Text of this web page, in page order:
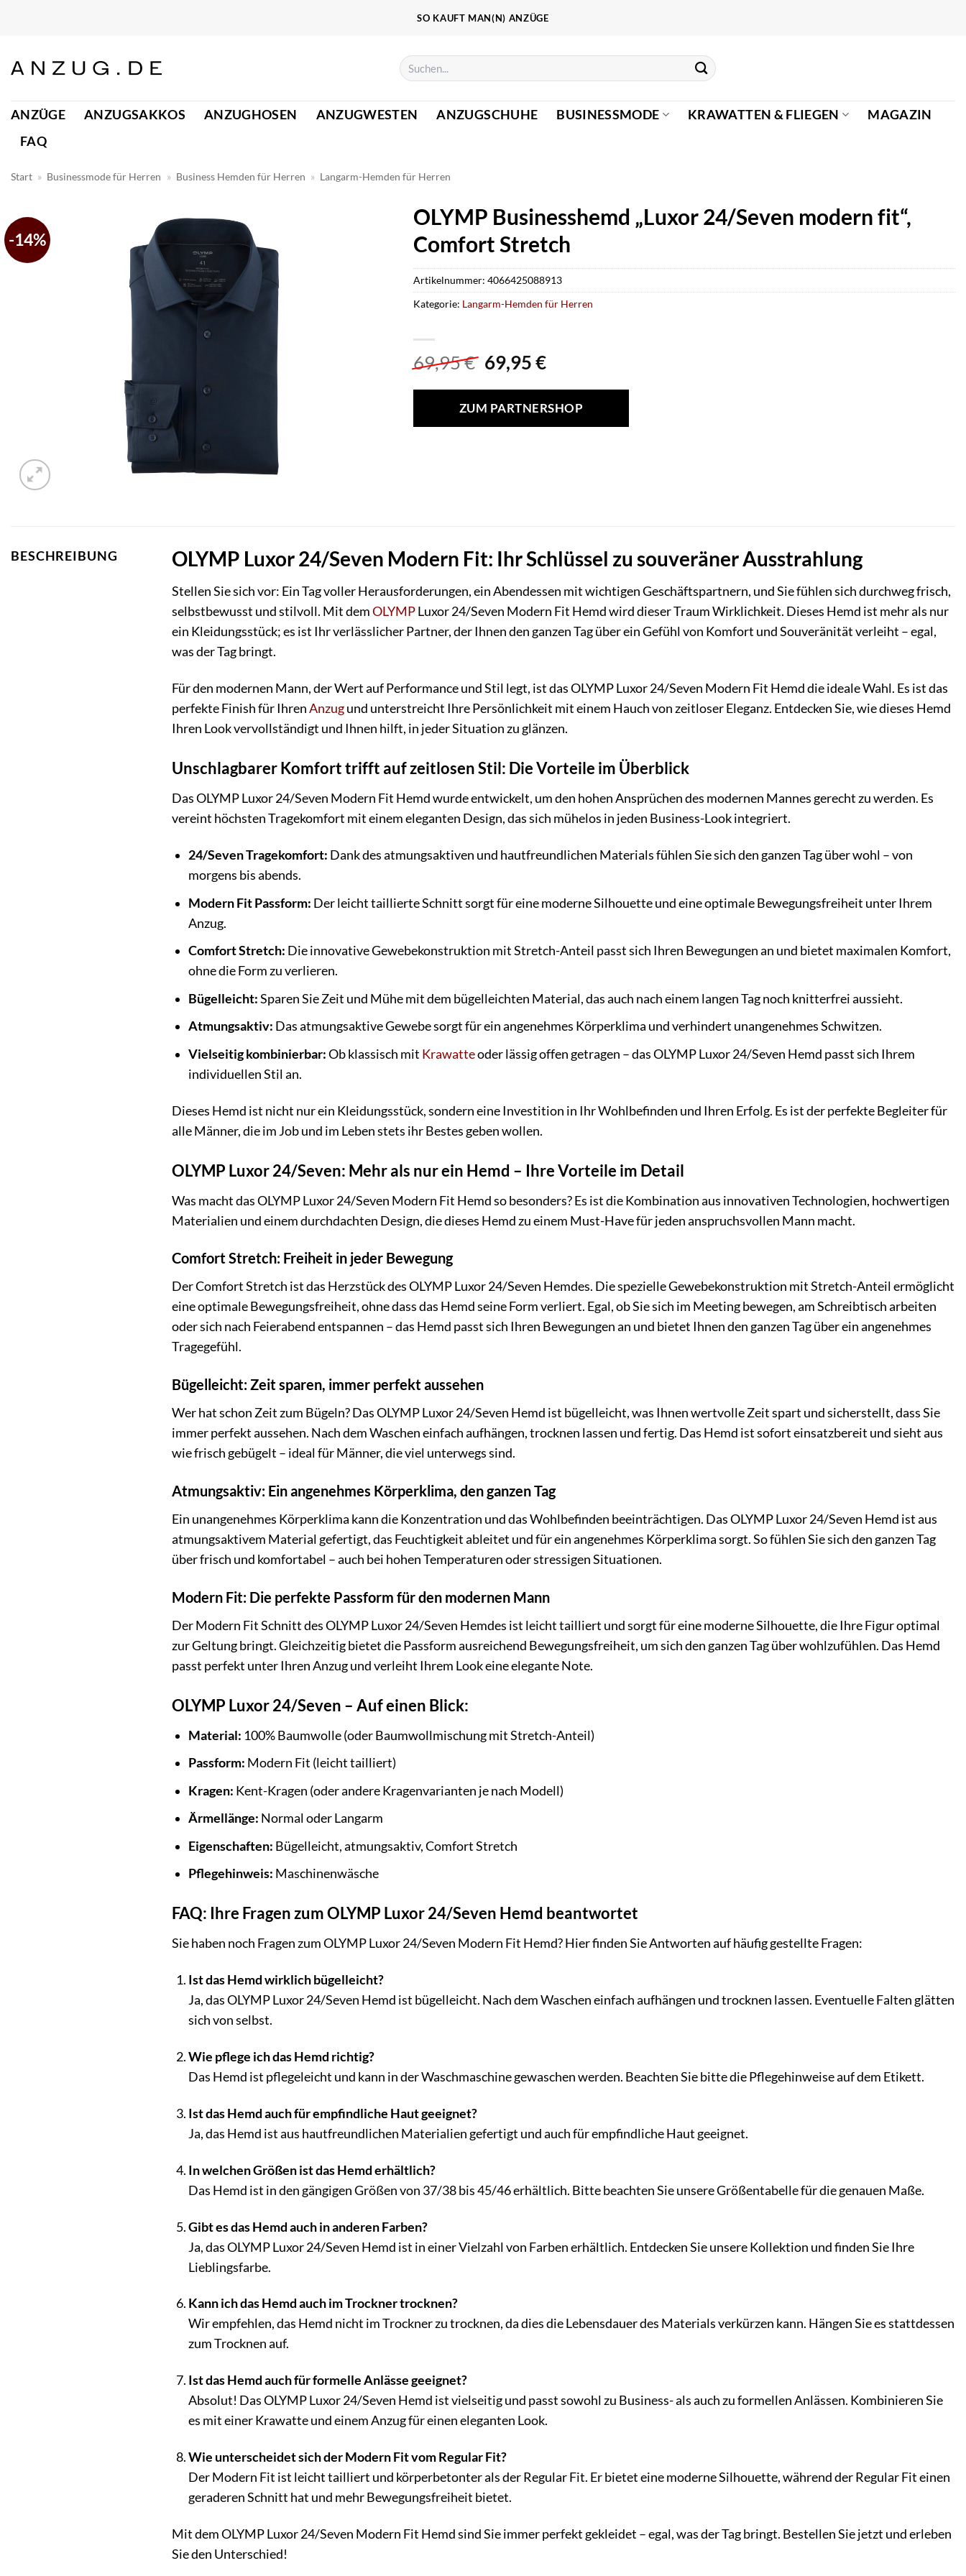
SO KAUFT MAN(N) ANZÜGE
Suchen
nach:
ANZÜGE ANZUGSAKKOS ANZUGHOSEN ANZUGWESTEN ANZUGSCHUHE BUSINESSMODE KRAWATTEN & FLIEGEN
MAGAZIN
FAQ
Start » Businessmode für Herren » Business Hemden für Herren » Langarm-Hemden für Herren
-14%
OLYMP Businesshemd „Luxor 24/Seven modern fit“,
Comfort Stretch
69,95€ Ursprünglicher
war:
69,95 €
69,95€Aktueller
ist:
69,95 €.
ZUM PARTNERSHOP
Artikelnummer: 4066425088913
Kategorie: Langarm-Hemden für Herren
BESCHREIBUNG OLYMP Luxor 24/Seven Modern Fit: Ihr Schlüssel zu souveräner Ausstrahlung
Stellen Sie sich vor: Ein Tag voller Herausforderungen, ein Abendessen mit wichtigen Geschäftspartnern, und Sie fühlen sich durchweg frisch,
selbstbewusst und stilvoll. Mit demOLYMPLuxor 24/Seven Modern Fit Hemd wird dieser Traum Wirklichkeit. Dieses Hemd ist mehr als nur
ein Kleidungsstück; es ist Ihr verlässlicher Partner, der Ihnen den ganzen Tag über ein Gefühl von Komfort und Souveränität verleiht – egal,
was der Tag bringt.
Für den modernen Mann, der Wert auf Performance und Stil legt, ist das OLYMP Luxor 24/Seven Modern Fit Hemd die ideale Wahl. Es ist das
perfekte Finish für IhrenAnzugund unterstreicht Ihre Persönlichkeit mit einem Hauch von zeitloser Eleganz. Entdecken Sie, wie dieses Hemd
Ihren Look vervollständigt und Ihnen hilft, in jeder Situation zu glänzen.
Unschlagbarer Komfort trifft auf zeitlosen Stil: Die Vorteile im Überblick
Das OLYMP Luxor 24/Seven Modern Fit Hemd wurde entwickelt, um den hohen Ansprüchen des modernen Mannes gerecht zu werden. Es
vereint höchsten Tragekomfort mit einem eleganten Design, das sich mühelos in jeden Business-Look integriert.
24/Seven Tragekomfort: Dank des atmungsaktiven und hautfreundlichen Materials fühlen Sie sich den ganzen Tag über wohl – von
morgens bis abends.
Modern Fit Passform: Der leicht taillierte Schnitt sorgt für eine moderne Silhouette und eine optimale Bewegungsfreiheit unter Ihrem
Anzug.
Comfort Stretch: Die innovative Gewebekonstruktion mit Stretch-Anteil passt sich Ihren Bewegungen an und bietet maximalen Komfort,
ohne die Form zu verlieren.
Bügelleicht:Sparen Sie Zeit und Mühe mit dem bügelleichten Material, das auch nach einem langen Tag noch knitterfrei aussieht.
Atmungsaktiv: Das atmungsaktive Gewebe sorgt für ein angenehmes Körperklima und verhindert unangenehmes Schwitzen.
Vielseitig kombinierbar:Ob klassisch mit Krawatteoder lässig offen getragen – das OLYMP Luxor 24/Seven Hemd passt sich Ihrem
individuellen Stil an.
Dieses Hemd ist nicht nur ein Kleidungsstück, sondern eine Investition in Ihr Wohlbefinden und Ihren Erfolg. Es ist der perfekte Begleiter für
alle Männer, die im Job und im Leben stets ihr Bestes geben wollen.
OLYMP Luxor 24/Seven: Mehr als nur ein Hemd – Ihre Vorteile im Detail
Was macht das OLYMP Luxor 24/Seven Modern Fit Hemd so besonders? Es ist die Kombination aus innovativen Technologien, hochwertigen
Materialien und einem durchdachten Design, die dieses Hemd zu einem Must-Have für jeden anspruchsvollen Mann macht.
Comfort Stretch: Freiheit in jeder Bewegung
Der Comfort Stretch ist das Herzstück des OLYMP Luxor 24/Seven Hemdes. Die spezielle Gewebekonstruktion mit Stretch-Anteil ermöglicht
eine optimale Bewegungsfreiheit, ohne dass das Hemd seine Form verliert. Egal, ob Sie sich im Meeting bewegen, am Schreibtisch arbeiten
oder sich nach Feierabend entspannen – das Hemd passt sich Ihren Bewegungen an und bietet Ihnen den ganzen Tag über ein angenehmes
Tragegefühl.
Bügelleicht: Zeit sparen, immer perfekt aussehen
Wer hat schon Zeit zum Bügeln? Das OLYMP Luxor 24/Seven Hemd ist bügelleicht, was Ihnen wertvolle Zeit spart und sicherstellt, dass Sie
immer perfekt aussehen. Nach dem Waschen einfach aufhängen, trocknen lassen und fertig. Das Hemd ist sofort einsatzbereit und sieht aus
wie frisch gebügelt – ideal für Männer, die viel unterwegs sind.
Atmungsaktiv: Ein angenehmes Körperklima, den ganzen Tag
Ein unangenehmes Körperklima kann die Konzentration und das Wohlbefinden beeinträchtigen. Das OLYMP Luxor 24/Seven Hemd ist aus
atmungsaktivem Material gefertigt, das Feuchtigkeit ableitet und für ein angenehmes Körperklima sorgt. So fühlen Sie sich den ganzen Tag
über frisch und komfortabel – auch bei hohen Temperaturen oder stressigen Situationen.
Modern Fit: Die perfekte Passform für den modernen Mann
Der Modern Fit Schnitt des OLYMP Luxor 24/Seven Hemdes ist leicht tailliert und sorgt für eine moderne Silhouette, die Ihre Figur optimal
zur Geltung bringt. Gleichzeitig bietet die Passform ausreichend Bewegungsfreiheit, um sich den ganzen Tag über wohlzufühlen. Das Hemd
passt perfekt unter Ihren Anzug und verleiht Ihrem Look eine elegante Note.
OLYMP Luxor 24/Seven – Auf einen Blick:
Material: 100% Baumwolle (oder Baumwollmischung mit Stretch-Anteil)
Passform: Modern Fit (leicht tailliert)
Kragen: Kent-Kragen (oder andere Kragenvarianten je nach Modell)
Ärmellänge: Normal oder Langarm
Eigenschaften: Bügelleicht, atmungsaktiv, Comfort Stretch
Pflegehinweis: Maschinenwäsche
FAQ: Ihre Fragen zum OLYMP Luxor 24/Seven Hemd beantwortet
Sie haben noch Fragen zum OLYMP Luxor 24/Seven Modern Fit Hemd? Hier finden Sie Antworten auf häufig gestellte Fragen:
Ist das Hemd wirklich bügelleicht?
Ja, das OLYMP Luxor 24/Seven Hemd ist bügelleicht. Nach dem Waschen einfach aufhängen und trocknen lassen. Eventuelle Falten glätten
sich von selbst.
Wie pflege ich das Hemd richtig?
Das Hemd ist pflegeleicht und kann in der Waschmaschine gewaschen werden. Beachten Sie bitte die Pflegehinweise auf dem Etikett.
Ist das Hemd auch für empfindliche Haut geeignet?
Ja, das Hemd ist aus hautfreundlichen Materialien gefertigt und auch für empfindliche Haut geeignet.
In welchen Größen ist das Hemd erhältlich?
Das Hemd ist in den gängigen Größen von 37/38 bis 45/46 erhältlich. Bitte beachten Sie unsere Größentabelle für die genauen Maße.
Gibt es das Hemd auch in anderen Farben?
Ja, das OLYMP Luxor 24/Seven Hemd ist in einer Vielzahl von Farben erhältlich. Entdecken Sie unsere Kollektion und finden Sie Ihre
Lieblingsfarbe.
Kann ich das Hemd auch im Trockner trocknen?
Wir empfehlen, das Hemd nicht im Trockner zu trocknen, da dies die Lebensdauer des Materials verkürzen kann. Hängen Sie es stattdessen
zum Trocknen auf.
Ist das Hemd auch für formelle Anlässe geeignet?
Absolut! Das OLYMP Luxor 24/Seven Hemd ist vielseitig und passt sowohl zu Business- als auch zu formellen Anlässen. Kombinieren Sie
es mit einer Krawatte und einem Anzug für einen eleganten Look.
Wie unterscheidet sich der Modern Fit vom Regular Fit?
Der Modern Fit ist leicht tailliert und körperbetonter als der Regular Fit. Er bietet eine moderne Silhouette, während der Regular Fit einen
geraderen Schnitt hat und mehr Bewegungsfreiheit bietet.
Mit dem OLYMP Luxor 24/Seven Modern Fit Hemd sind Sie immer perfekt gekleidet – egal, was der Tag bringt. Bestellen Sie jetzt und erleben
Sie den Unterschied!